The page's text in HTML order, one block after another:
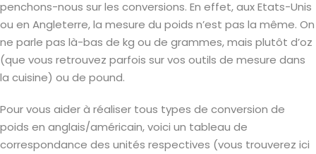
penchons-nous sur les conversions. En effet, aux Etats-Unis
ou en Angleterre, la mesure du poids n’est pas la même. On
ne parle pas là-bas de kg ou de grammes, mais plutôt d’oz
(que vous retrouvez parfois sur vos outils de mesure dans
la cuisine) ou de pound.
Pour vous aider à réaliser tous types de conversion de
poids en anglais/américain, voici un tableau de
correspondance des unités respectives (vous trouverez ici